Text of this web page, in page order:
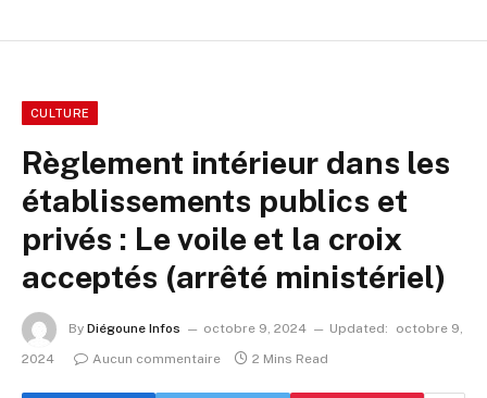
CULTURE
Règlement intérieur dans les
établissements publics et
privés : Le voile et la croix
acceptés (arrêté ministériel)
By Diégoune Infos octobre 9, 2024 Updated:
octobre 9,
2024
Aucun commentaire 2 Mins Read